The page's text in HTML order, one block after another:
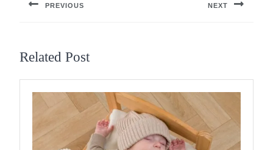
PREVIOUS NEXT
Related Post